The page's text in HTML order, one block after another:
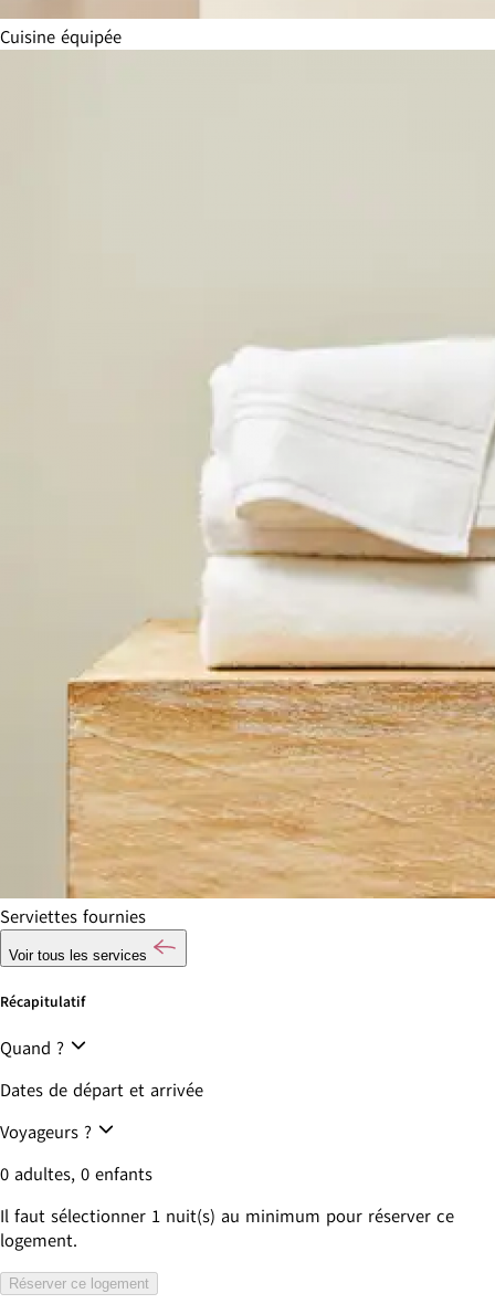
Cuisine équipée
Serviettes fournies
Voir tous les services
Récapitulatif
Quand ?
Dates de départ et arrivée
Voyageurs ?
0 adultes, 0 enfants
Il faut sélectionner 1 nuit(s) au minimum pour réserver ce
logement.
Réserver ce logement